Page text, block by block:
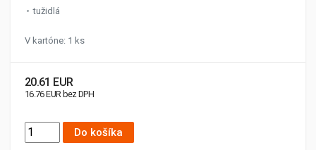
tužidlá
V kartóne: 1 ks
20.61 EUR
16.76 EUR bez DPH
Do košíka